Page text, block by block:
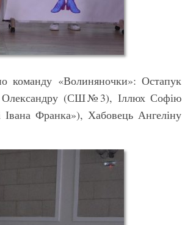
команду «Волиняночки»: Остапук
Олександру (СШ№3), Іллюх Софію
Франка»), Хабовець Ангеліну